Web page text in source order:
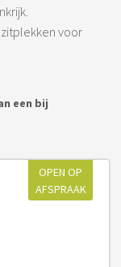
voor
een bij
OPEN OP
AFSPRAAK